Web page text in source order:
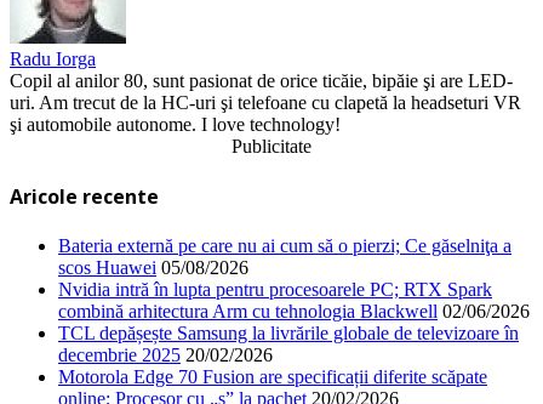
Radu Iorga
Copil al anilor 80, sunt pasionat de orice ticăie, bipăie şi are LED-
uri. Am trecut de la HC-uri şi telefoane cu clapetă la headseturi VR
şi automobile autonome. I love technology!
Publicitate
Aricole recente
Bateria externă pe care nu ai cum să o pierzi; Ce găselniţa a
scos Huawei 05/08/2026
Nvidia intră în lupta pentru procesoarele PC; RTX Spark
combină arhitectura Arm cu tehnologia Blackwell 02/06/2026
TCL depășește Samsung la livrările globale de televizoare în
decembrie 2025 20/02/2026
Motorola Edge 70 Fusion are specificații diferite scăpate
online; Procesor cu „s” la pachet 20/02/2026